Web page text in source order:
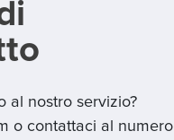
al nostro servizio?
o contattaci al numero